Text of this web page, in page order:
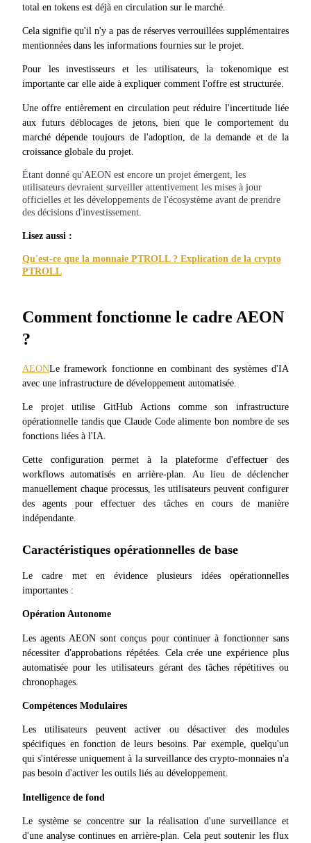
Blocages BTR
Des investissements exclusifs pour les détenteurs de BTR
Prêts
Service d'emprunt adossé à des cryptomonnaies
Obtenez des bénéfices à long terme et des intérêts flexibles
Découvrez comment gagner un revenu passif
Bitrue
AI
Partenaires Bitrue
total en tokens est déjà en circulation sur le marché.
Cela signifie qu'il n'y a pas de réserves verrouillées supplémentaires
mentionnées dans les informations fournies sur le projet.
Pour les investisseurs et les utilisateurs, la tokenomique est
importante car elle aide à expliquer comment l'offre est structurée.
Une offre entièrement en circulation peut réduire l'incertitude liée
aux futurs déblocages de jetons, bien que le comportement du
marché dépende toujours de l'adoption, de la demande et de la
croissance globale du projet.
Étant donné qu'AEON est encore un projet émergent, les
utilisateurs devraient surveiller attentivement les mises à jour
officielles et les développements de l'écosystème avant de prendre
des décisions d'investissement.
Lisez aussi :
Qu'est-ce que la monnaie PTROLL ? Explication de la crypto
PTROLL
Comment fonctionne le cadre AEON
?
AEONLe framework fonctionne en combinant des systèmes d'IA
avec une infrastructure de développement automatisée.
Le projet utilise GitHub Actions comme son infrastructure
opérationnelle tandis que Claude Code alimente bon nombre de ses
fonctions liées à l'IA.
Cette configuration permet à la plateforme d'effectuer des
workflows automatisés en arrière-plan. Au lieu de déclencher
manuellement chaque processus, les utilisateurs peuvent configurer
des agents pour effectuer des tâches en cours de manière
indépendante.
Caractéristiques opérationnelles de base
Le cadre met en évidence plusieurs idées opérationnelles
importantes :
Opération Autonome
Les agents AEON sont conçus pour continuer à fonctionner sans
nécessiter d'approbations répétées. Cela crée une expérience plus
automatisée pour les utilisateurs gérant des tâches répétitives ou
chronophages.
Compétences Modulaires
Les utilisateurs peuvent activer ou désactiver des modules
spécifiques en fonction de leurs besoins. Par exemple, quelqu'un
qui s'intéresse uniquement à la surveillance des crypto-monnaies n'a
pas besoin d'activer les outils liés au développement.
Intelligence de fond
Le système se concentre sur la réalisation d'une surveillance et
d'une analyse continues en arrière-plan. Cela peut soutenir les flux